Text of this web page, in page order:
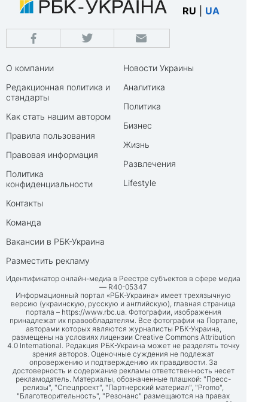
RU UA
О компании
Редакционная политика и
стандарты
Как стать нашим автором
Правила пользования
Правовая информация
Политика
конфиденциальности
Контакты
Команда
Вакансии в РБК-Украина
Разместить рекламу
Новости Украины
Аналитика
Политика
Бизнес
Жизнь
Развлечения
Lifestyle
Идентификатор онлайн-медиа в Реестре субъектов в сфере медиа
— R40-05347
Информационный портал «РБК-Украина» имеет трехязычную
версию (украинскую, русскую и английскую), главная страница
портала – https://www.rbc.ua. Фотографии, изображения
принадлежат их правообладателям. Все фотографии на Портале,
авторами которых являются журналисты РБК-Украина,
размещены на условиях лицензии Creative Commons Attribution
4.0 International. Редакция РБК-Украина может не разделять точку
зрения авторов. Оценочные суждения не подлежат
опровержению и подтверждению их правдивости. За
достоверность и содержание рекламы ответственность несет
рекламодатель. Материалы, обозначенные плашкой: "Пресс-
релизы", "Спецпроект", "Партнерский материал", "Promo",
"Благотворительность", "Резонанс" размещаются на правах